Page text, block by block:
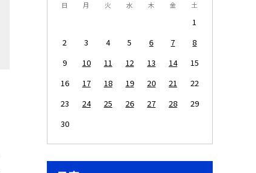
日 月 火 水 木 金 土
1
2
3 4 5 6 7
8
9
10 11 12 13 14
15
16
17 18 19 20 21
22
23
24 25 26 27 28
29
30